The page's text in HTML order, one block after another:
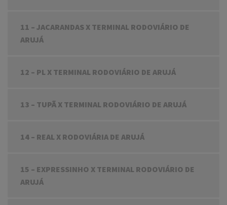
11 – JACARANDAS X TERMINAL RODOVIÁRIO DE
ARUJÁ
12 – PL X TERMINAL RODOVIÁRIO DE ARUJÁ
13 – TUPÃ X TERMINAL RODOVIÁRIO DE ARUJÁ
14 – REAL X RODOVIÁRIA DE ARUJÁ
15 – EXPRESSINHO X TERMINAL RODOVIÁRIO DE
ARUJÁ